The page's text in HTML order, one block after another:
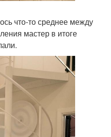
что-то среднее между
мастер в итоге